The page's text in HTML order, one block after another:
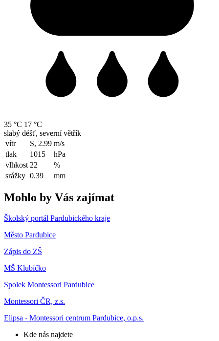
35 °C 17 °C
slabý déšť, severní větřík
vítr
S, 2.99 m/s
tlak
1015
hPa
vlhkost 22
%
srážky 0.39 mm
Mohlo by Vás zajímat
Školský portál Pardubického kraje
Město Pardubice
Zápis do ZŠ
MŠ Klubíčko
Spolek Montessori Pardubice
Montessori ČR, z.s.
Elipsa - Montessori centrum Pardubice, o.p.s.
Kde nás najdete